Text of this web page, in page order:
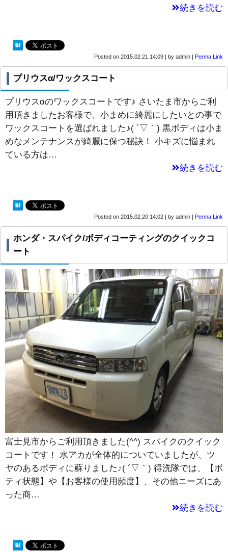
続きを読む
Posted on 2015.02.21 14:09 | by admin | Perma Link
プリウスα/ワックスコート
プリウスαのワックスコートです♪ さいたま市からご利
用頂きましたお客様で、小まめに綺麗にしたいとの事で
ワックスコートを選ばれました♪( ´▽｀) 黒ボディは小ま
めなメンテナンスが綺麗に保つ秘訣！ 小キズに悩まれ
ている方は…
続きを読む
Posted on 2015.02.20 14:02 by admin Perma Link
ホンダ・スパイク/ボディコーティングのクイックコ
ート
富士見市からご利用頂きました(^^) スパイクのクイック
コートです！ 水アカが全体的についていましたが、ツ
ヤのあるボディに蘇りました♪( ´▽｀) 得洗隊では、【ボ
ティ状態】や【お客様の使用頻度】、その他ニーズにあ
った商…
続きを読む